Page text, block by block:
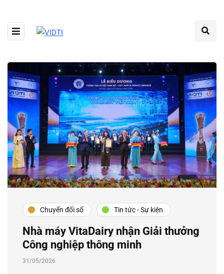
Chuyển đổi số Tin tức - Sự kiện
Nhà máy VitaDairy nhận Giải thưởng
Công nghiệp thông minh
31/05/2026